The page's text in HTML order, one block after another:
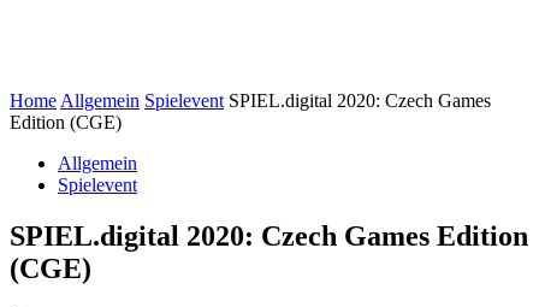
Home Allgemein Spielevent SPIEL.digital 2020: Czech Games
Edition (CGE)
Allgemein
Spielevent
SPIEL.digital 2020: Czech Games Edition
(CGE)